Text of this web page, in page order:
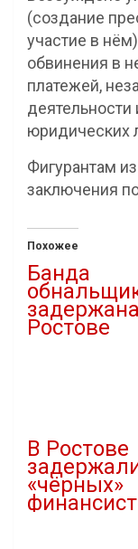
(создание
участие в
обвинения в
платежей,
юридических
Фигурантам
заключения
Похожее
Банда
Ростове
В Ростове
«чёрных»